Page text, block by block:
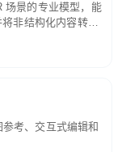
场景的专业模型，能
非结构化内容转换
考、交互式编辑和